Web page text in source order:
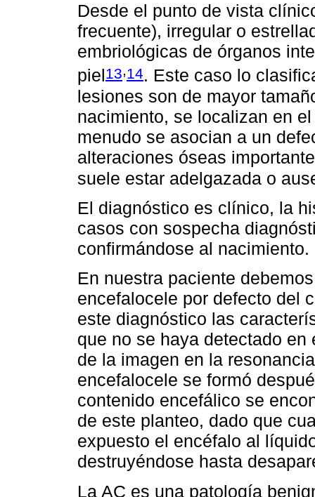
Desde el punto de vista
frecuente), irregular o
embriológicas de órganos
piel13,14. Este caso lo
lesiones son de mayor
nacimiento, se localizan en
menudo se asocian a un
alteraciones óseas
suele estar adelgazada o
El diagnóstico es clínico, la
casos con sospecha
confirmándose al nacimiento.
En nuestra paciente
encefalocele por defecto del
este diagnóstico las
que no se haya detectado
de la imagen en la
encefalocele se formó
contenido encefálico se
de este planteo, dado que
expuesto el encéfalo al
destruyéndose hasta
La AC es una patología